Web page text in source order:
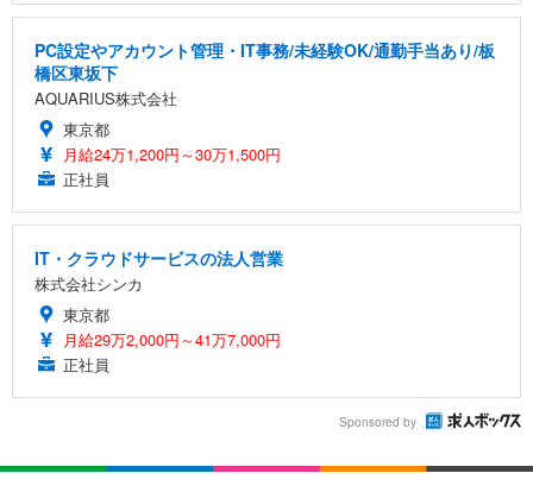
PC設定やアカウント管理・IT事務/未経験OK/通勤手当あり/板
橋区東坂下
AQUARIUS株式会社
東京都
月給24万1,200円～30万1,500円
正社員
IT・クラウドサービスの法人営業
株式会社シンカ
東京都
月給29万2,000円～41万7,000円
正社員
Sponsored by